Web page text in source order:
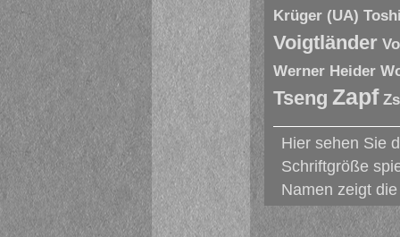
Krüger (UA)
Voigtländer
Werner Heider
Tseng Zapf
Hier sehen Sie
Schriftgröße
Namen zeigt